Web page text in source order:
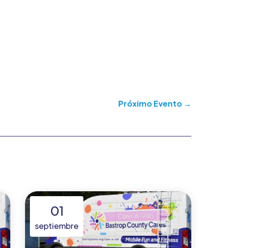
Próximo Evento→
01
septiembre